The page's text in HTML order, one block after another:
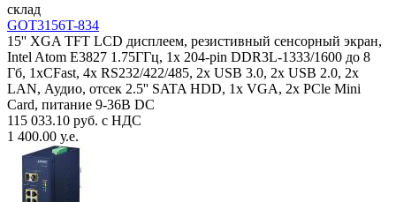
склад
GOT3156T-834
15'' XGA TFT LCD дисплеем, резистивный сенсорный экран,
Intel Atom E3827 1.75ГГц, 1x 204-pin DDR3L-1333/1600 до 8
Гб, 1xCFast, 4x RS232/422/485, 2x USB 3.0, 2x USB 2.0, 2x
LAN, Аудио, отсек 2.5'' SATA HDD, 1x VGA, 2x PCle Mini
Card, питание 9-36В DC
115 033.10 руб. с НДС
1 400.00 у.е.